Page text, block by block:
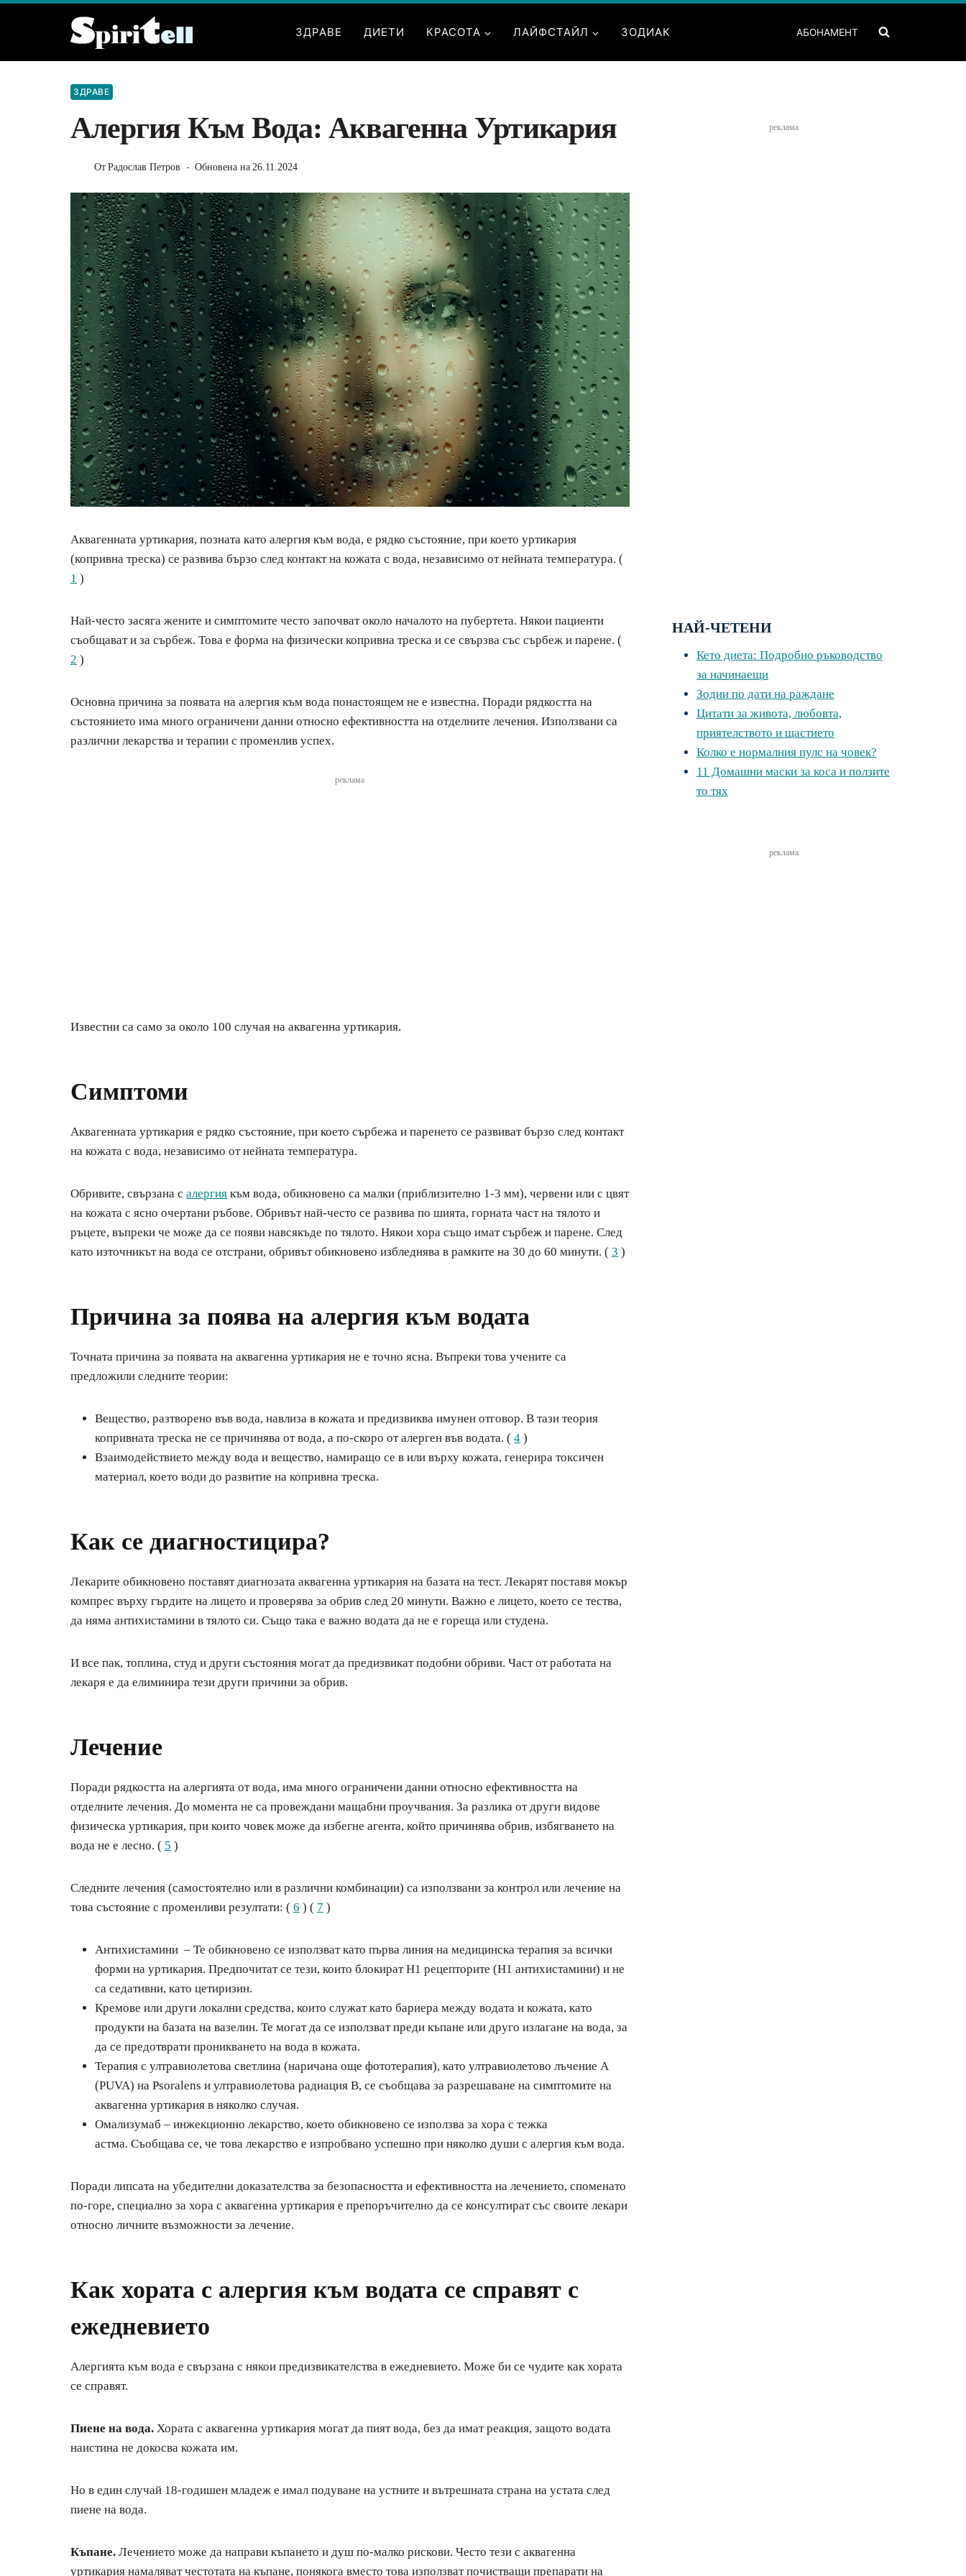
съдържанието
ЗДРАВЕ ДИЕТИ КРАСОТА ЛАЙФСТАЙЛ ЗОДИАК АБОНАМЕНТ
ЗДРАВЕ
Алергия Към Вода: Аквагенна Уртикария
От Радослав Петров Обновена на 26.11.2024
Аквагенната уртикария, позната като алергия към вода, е рядко състояние, при което уртикария
(копривна треска) се развива бързо след контакт на кожата с вода, независимо от нейната температура. (
1 )
Най-често засяга жените и симптомите често започват около началото на пубертета. Някои пациенти
съобщават и за сърбеж. Това е форма на физически копривна треска и се свързва със сърбеж и парене. (
2 )
Основна причина за появата на алергия към вода понастоящем не е известна. Поради рядкостта на
състоянието има много ограничени данни относно ефективността на отделните лечения. Използвани са
различни лекарства и терапии с променлив успех.
реклама
Известни са само за около 100 случая на аквагенна уртикария.
Симптоми
Аквагенната уртикария е рядко състояние, при което сърбежа и паренето се развиват бързо след контакт
на кожата с вода, независимо от нейната температура.
Обривите, свързана с алергия към вода, обикновено са малки (приблизително 1-3 мм), червени или с цвят
на кожата с ясно очертани ръбове. Обривът най-често се развива по шията, горната част на тялото и
ръцете, въпреки че може да се появи навсякъде по тялото. Някои хора също имат сърбеж и парене. След
като източникът на вода се отстрани, обривът обикновено избледнява в рамките на 30 до 60 минути. ( 3 )
Причина за поява на алергия към водата
Точната причина за появата на аквагенна уртикария не е точно ясна. Въпреки това учените са
предложили следните теории:
Вещество, разтворено във вода, навлиза в кожата и предизвиква имунен отговор. В тази теория
копривната треска не се причинява от вода, а по-скоро от алерген във водата. ( 4 )
Взаимодействието между вода и вещество, намиращо се в или върху кожата, генерира токсичен
материал, което води до развитие на копривна треска.
Как се диагностицира?
Лекарите обикновено поставят диагнозата аквагенна уртикария на базата на тест. Лекарят поставя мокър
компрес върху гърдите на лицето и проверява за обрив след 20 минути. Важно е лицето, което се тества,
да няма антихистамини в тялото си. Също така е важно водата да не е гореща или студена.
И все пак, топлина, студ и други състояния могат да предизвикат подобни обриви. Част от работата на
лекаря е да елиминира тези други причини за обрив.
Лечение
Поради рядкостта на алергията от вода, има много ограничени данни относно ефективността на
отделните лечения. До момента не са провеждани мащабни проучвания. За разлика от други видове
физическа уртикария, при които човек може да избегне агента, който причинява обрив, избягването на
вода не е лесно. ( 5 )
Следните лечения (самостоятелно или в различни комбинации) са използвани за контрол или лечение на
това състояние с променливи резултати: ( 6 ) ( 7 )
Антихистамини – Те обикновено се използват като първа линия на медицинска терапия за всички
форми на уртикария. Предпочитат се тези, които блокират H1 рецепторите (H1 антихистамини) и не
са седативни, като цетиризин.
Кремове или други локални средства, които служат като бариера между водата и кожата, като
продукти на базата на вазелин. Те могат да се използват преди къпане или друго излагане на вода, за
да се предотврати проникването на вода в кожата.
Терапия с ултравиолетова светлина (наричана още фототерапия), като ултравиолетово лъчение A
(PUVA) на Psoralens и ултравиолетова радиация B, се съобщава за разрешаване на симптомите на
аквагенна уртикария в няколко случая.
Омализумаб – инжекционно лекарство, което обикновено се използва за хора с тежка
астма. Съобщава се, че това лекарство е изпробвано успешно при няколко души с алергия към вода.
Поради липсата на убедителни доказателства за безопасността и ефективността на лечението, споменато
по-горе, специално за хора с аквагенна уртикария е препоръчително да се консултират със своите лекари
относно личните възможности за лечение.
Как хората с алергия към водата се справят с
ежедневието
Алергията към вода е свързана с някои предизвикателства в ежедневието. Може би се чудите как хората
се справят.
Пиене на вода. Хората с аквагенна уртикария могат да пият вода, без да имат реакция, защото водата
наистина не докосва кожата им.
Но в един случай 18-годишен младеж е имал подуване на устните и вътрешната страна на устата след
пиене на вода.
Къпане. Лечението може да направи къпането и душ по-малко рискови. Често тези с аквагенна
уртикария намаляват честотата на къпане, понякога вместо това използват почистващи препарати на
реклама
НАЙ-ЧЕТЕНИ
Кето диета: Подробно ръководство
за начинаещи
Зодии по дати на раждане
Цитати за живота, любовта,
приятелството и щастието
Колко е нормалния пулс на човек?
11 Домашни маски за коса и ползите
то тях
реклама